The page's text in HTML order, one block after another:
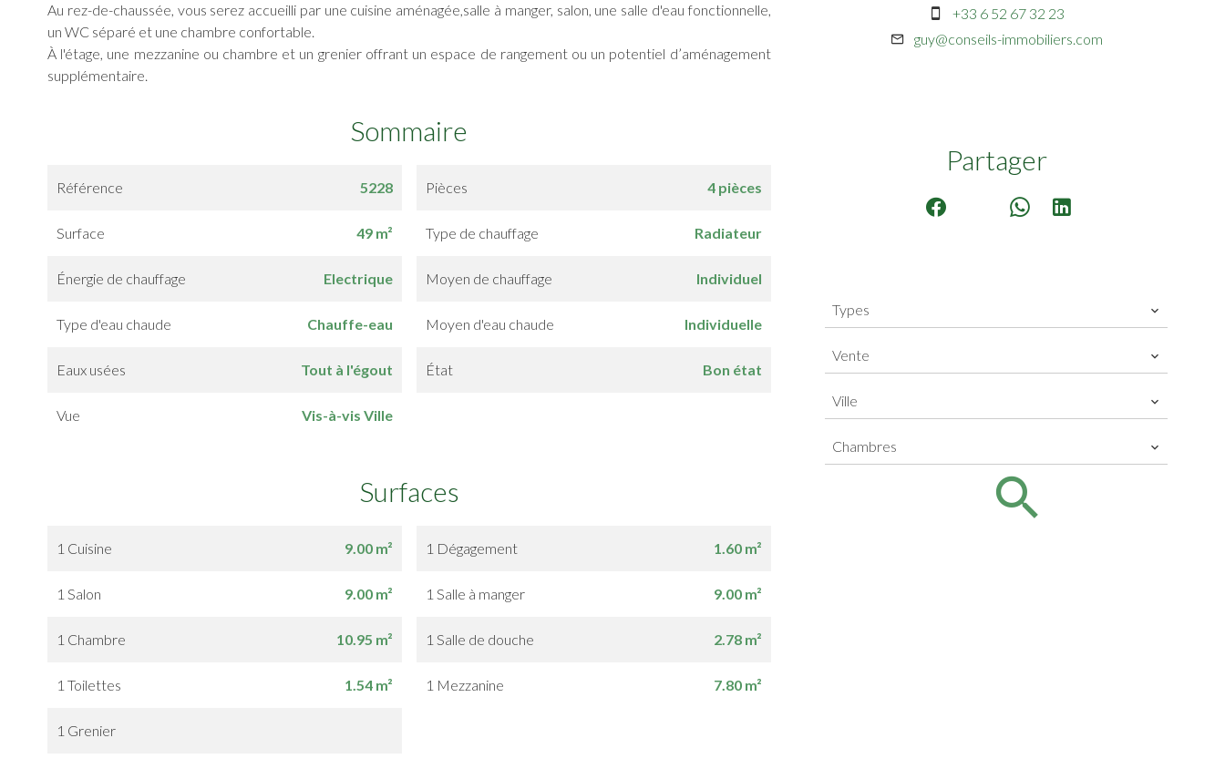
Au rez-de-chaussée, vous serez accueilli par une cuisine aménagée,salle à manger, salon, une salle d'eau fonctionnelle,
un WC séparé et une chambre confortable.
À l'étage, une mezzanine ou chambre et un grenier offrant un espace de rangement ou un potentiel d’aménagement
supplémentaire.
Sommaire
Référence 5228 Pièces 4 pièces
Surface 49 m² Type de chauffage Radiateur
Énergie de chauffage Electrique Moyen de chauffage Individuel
Type d'eau chaude Chauffe-eau Moyen d'eau chaude Individuelle
Eaux usées Tout à l'égout État Bon état
Vue Vis-à-vis Ville
Surfaces
1 Cuisine 9.00 m² 1 Dégagement 1.60 m²
1 Salon 9.00 m² 1 Salle à manger 9.00 m²
1 Chambre 10.95 m² 1 Salle de douche 2.78 m²
1 Toilettes 1.54 m² 1 Mezzanine 7.80 m²
1 Grenier
+33 6 52 67 32 23
guy@conseils-immobiliers.com
Partager
Types
Vente
Ville
Chambres